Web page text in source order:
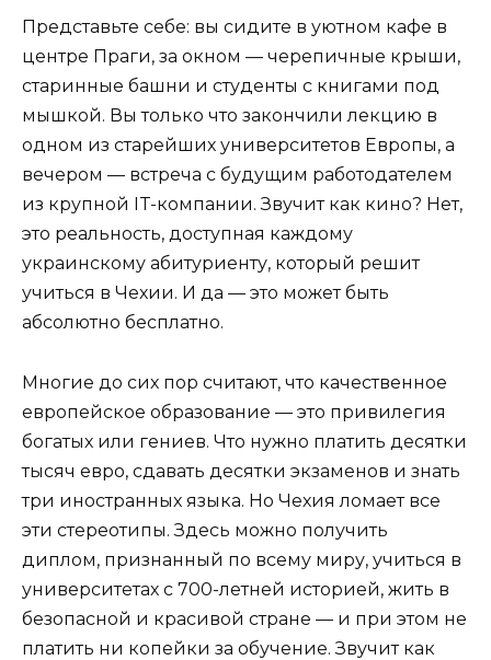
Представьте себе: вы сидите в уютном кафе в
центре Праги, за окном — черепичные крыши,
старинные башни и студенты с книгами под
мышкой. Вы только что закончили лекцию в
одном из старейших университетов Европы, а
вечером — встреча с будущим работодателем
из крупной IT-компании. Звучит как кино? Нет,
это реальность, доступная каждому
украинскому абитуриенту, который решит
учиться в Чехии. И да — это может быть
абсолютно бесплатно.
Многие до сих пор считают, что качественное
европейское образование — это привилегия
богатых или гениев. Что нужно платить десятки
тысяч евро, сдавать десятки экзаменов и знать
три иностранных языка. Но Чехия ломает все
эти стереотипы. Здесь можно получить
диплом, признанный по всему миру, учиться в
университетах с 700-летней историей, жить в
безопасной и красивой стране — и при этом не
платить ни копейки за обучение. Звучит как